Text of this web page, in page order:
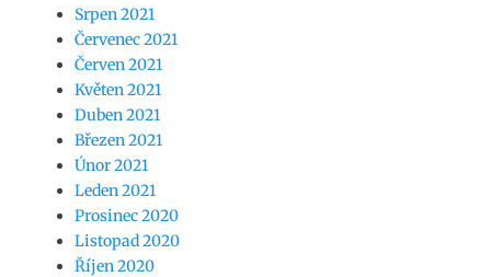
Srpen 2021
Červenec 2021
Červen 2021
Květen 2021
Duben 2021
Březen 2021
Únor 2021
Leden 2021
Prosinec 2020
Listopad 2020
Říjen 2020